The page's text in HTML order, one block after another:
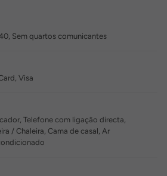
Sem quartos comunicantes
Visa
Telefone com ligação directa,
/ Chaleira, Cama de casal, Ar